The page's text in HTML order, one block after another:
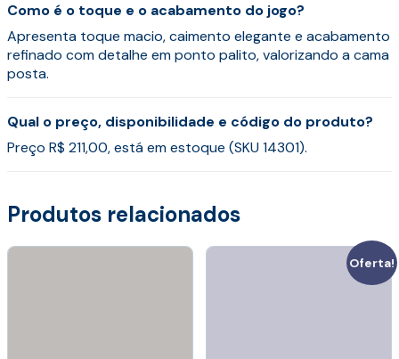
Como é o toque e o acabamento do jogo?
Apresenta toque macio, caimento elegante e acabamento
refinado com detalhe em ponto palito, valorizando a cama
posta.
Qual o preço, disponibilidade e código do produto?
Preço R$ 211,00, está em estoque (SKU 14301).
Produtos relacionados
Oferta!